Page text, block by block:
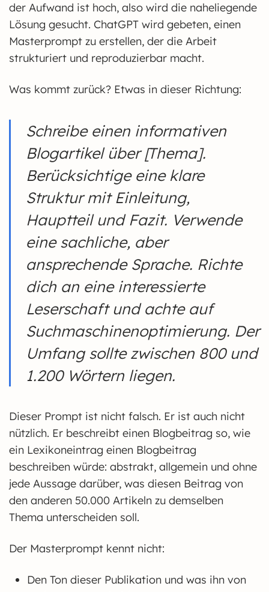
der Aufwand ist hoch, also wird die naheliegende
Lösung gesucht. ChatGPT wird gebeten, einen
Masterprompt zu erstellen, der die Arbeit
strukturiert und reproduzierbar macht.
Was kommt zurück? Etwas in dieser Richtung:
Schreibe einen informativen
Blogartikel über [Thema].
Berücksichtige eine klare
Struktur mit Einleitung,
Hauptteil und Fazit. Verwende
eine sachliche, aber
ansprechende Sprache. Richte
dich an eine interessierte
Leserschaft und achte auf
Suchmaschinenoptimierung. Der
Umfang sollte zwischen 800 und
1.200 Wörtern liegen.
Dieser Prompt ist nicht falsch. Er ist auch nicht
nützlich. Er beschreibt einen Blogbeitrag so, wie
ein Lexikoneintrag einen Blogbeitrag
beschreiben würde: abstrakt, allgemein und ohne
jede Aussage darüber, was diesen Beitrag von
den anderen 50.000 Artikeln zu demselben
Thema unterscheiden soll.
Der Masterprompt kennt nicht:
Den Ton dieser Publikation und was ihn von